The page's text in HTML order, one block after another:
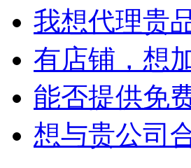
我想代理贵
有店铺，想
能否提供免
想与贵公司